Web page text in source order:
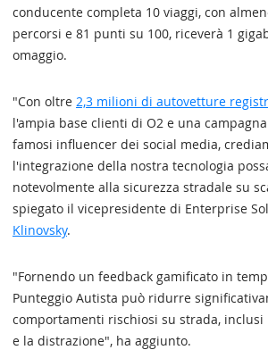
conducente completa 10 viaggi, con
percorsi e 81 punti su 100, riceverà 1
omaggio.
"Con oltre 2,3 milioni di autovetture
l'ampia base clienti di O2 e una
famosi influencer dei social media,
l'integrazione della nostra tecnologia
notevolmente alla sicurezza stradale su
spiegato il vicepresidente di Enterprise
Klinovsky.
"Fornendo un feedback gamificato in
Punteggio Autista può ridurre
comportamenti rischiosi su strada, inclusi
e la distrazione", ha aggiunto.